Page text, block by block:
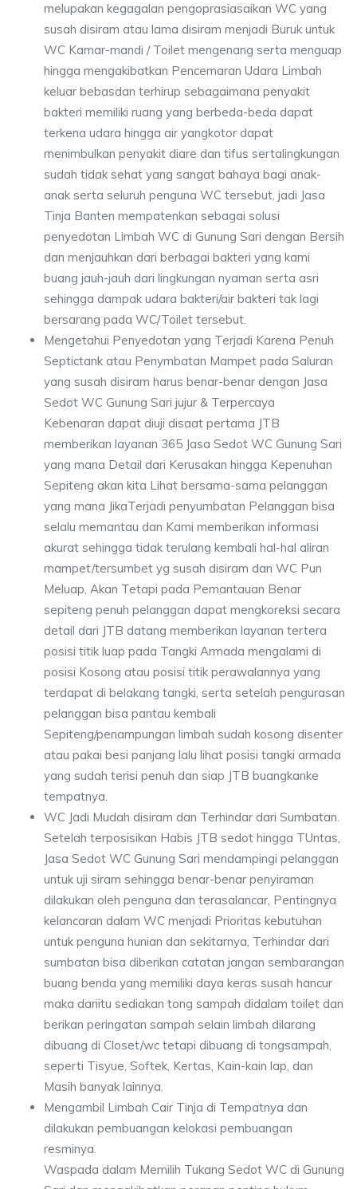
melupakan kegagalan pengoprasiasaikan WC yang
susah disiram atau lama disiram menjadi Buruk untuk
WC Kamar-mandi / Toilet mengenang serta menguap
hingga mengakibatkan Pencemaran Udara Limbah
keluar bebasdan terhirup sebagaimana penyakit
bakteri memiliki ruang yang berbeda-beda dapat
terkena udara hingga air yangkotor dapat
menimbulkan penyakit diare dan tifus sertalingkungan
sudah tidak sehat yang sangat bahaya bagi anak-
anak serta seluruh penguna WC tersebut, jadi Jasa
Tinja Banten mempatenkan sebagai solusi
penyedotan Limbah WC di Gunung Sari dengan Bersih
dan menjauhkan dari berbagai bakteri yang kami
buang jauh-jauh dari lingkungan nyaman serta asri
sehingga dampak udara bakteri/air bakteri tak lagi
bersarang pada WC/Toilet tersebut.
Mengetahui Penyedotan yang Terjadi Karena Penuh
Septictank atau Penymbatan Mampet pada Saluran
yang susah disiram harus benar-benar dengan Jasa
Sedot WC Gunung Sari jujur & Terpercaya
Kebenaran dapat diuji disaat pertama JTB
memberikan layanan 365 Jasa Sedot WC Gunung Sari
yang mana Detail dari Kerusakan hingga Kepenuhan
Sepiteng akan kita Lihat bersama-sama pelanggan
yang mana JikaTerjadi penyumbatan Pelanggan bisa
selalu memantau dan Kami memberikan informasi
akurat sehingga tidak terulang kembali hal-hal aliran
mampet/tersumbet yg susah disiram dan WC Pun
Meluap, Akan Tetapi pada Pemantauan Benar
sepiteng penuh pelanggan dapat mengkoreksi secara
detail dari JTB datang memberikan layanan tertera
posisi titik luap pada Tangki Armada mengalami di
posisi Kosong atau posisi titik perawalannya yang
terdapat di belakang tangki, serta setelah pengurasan
pelanggan bisa pantau kembali
Sepiteng/penampungan limbah sudah kosong disenter
atau pakai besi panjang lalu lihat posisi tangki armada
yang sudah terisi penuh dan siap JTB buangkanke
tempatnya.
WC Jadi Mudah disiram dan Terhindar dari Sumbatan.
Setelah terposisikan Habis JTB sedot hingga TUntas,
Jasa Sedot WC Gunung Sari mendampingi pelanggan
untuk uji siram sehingga benar-benar penyiraman
dilakukan oleh penguna dan terasalancar, Pentingnya
kelancaran dalam WC menjadi Prioritas kebutuhan
untuk penguna hunian dan sekitarnya, Terhindar dari
sumbatan bisa diberikan catatan jangan sembarangan
buang benda yang memiliki daya keras susah hancur
maka dariitu sediakan tong sampah didalam toilet dan
berikan peringatan sampah selain limbah dilarang
dibuang di Closet/wc tetapi dibuang di tongsampah,
seperti Tisyue, Softek, Kertas, Kain-kain lap, dan
Masih banyak lainnya.
Mengambil Limbah Cair Tinja di Tempatnya dan
dilakukan pembuangan kelokasi pembuangan
resminya.
Waspada dalam Memilih Tukang Sedot WC di Gunung